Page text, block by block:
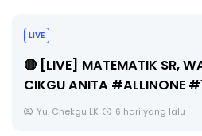
LIVE
🔴 [LIVE] MATEMATIK SR,
CIKGU ANITA #ALLINONE
Yu. Chekgu LK 6 hari yang lalu